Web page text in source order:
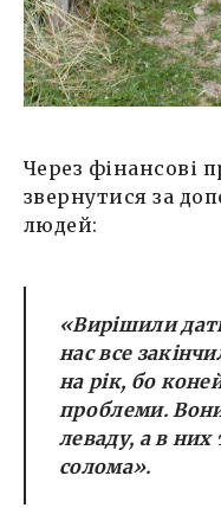
Через фінансові
звернутися за
людей:
«Вирішили
нас все
на рік, бо
проблеми.
леваду, а в них
солома».